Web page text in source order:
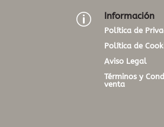
p Información
Política de
Política de
Aviso Legal
Términos y
venta